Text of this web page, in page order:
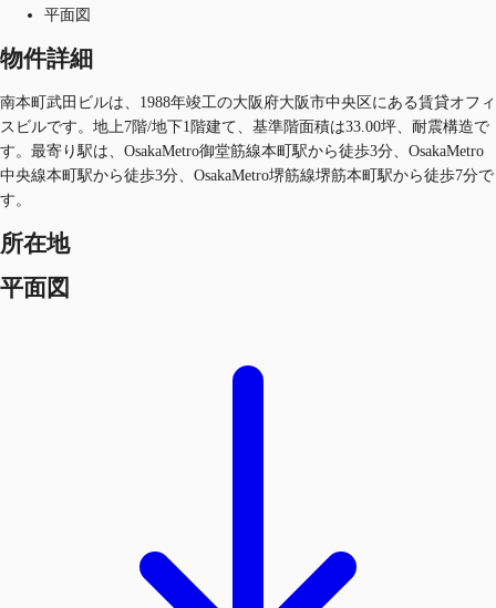
平面図
物件詳細
南本町武田ビルは、1988年竣工の大阪府大阪市中央区にある賃貸オフィ
スビルです。地上7階/地下1階建て、基準階面積は33.00坪、耐震構造で
す。最寄り駅は、OsakaMetro御堂筋線本町駅から徒歩3分、OsakaMetro
中央線本町駅から徒歩3分、OsakaMetro堺筋線堺筋本町駅から徒歩7分で
す。
所在地
平面図